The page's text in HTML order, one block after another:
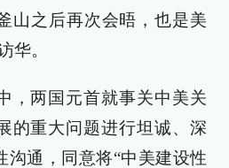
山之后再次会晤，也是美
华。
，两国元首就事关中美关
的重大问题进行坦诚、深
沟通，同意将“中美建设性